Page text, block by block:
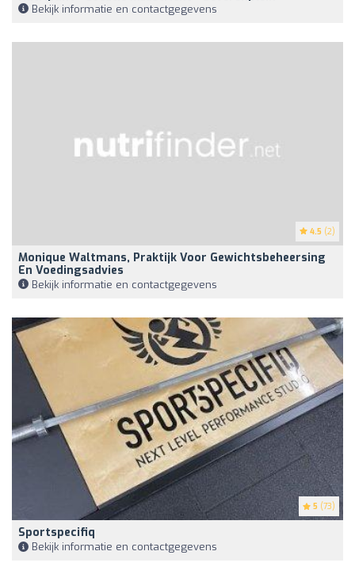
Bekijk informatie en contactgegevens
4.5 (2)
Monique Waltmans, Praktijk Voor Gewichtsbeheersing
En Voedingsadvies
Bekijk informatie en contactgegevens
5 (73)
Sportspecifiq
Bekijk informatie en contactgegevens